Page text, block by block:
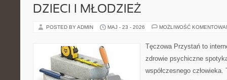
DZIECI I MŁODZIEŻ
POSTED BY ADMIN MAJ - 23 - 2026 MOŻLIWOŚĆ
Tęczowa Przystań to
zdrowie psychiczne
współczesnego